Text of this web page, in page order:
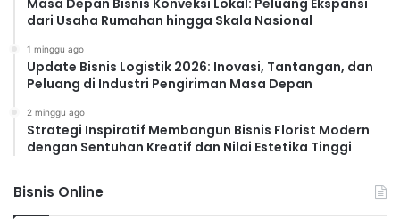
Masa Depan Bisnis Konveksi Lokal: Peluang Ekspansi
dari Usaha Rumahan hingga Skala Nasional
1 minggu ago
Update Bisnis Logistik 2026: Inovasi, Tantangan, dan
Peluang di Industri Pengiriman Masa Depan
2 minggu ago
Strategi Inspiratif Membangun Bisnis Florist Modern
dengan Sentuhan Kreatif dan Nilai Estetika Tinggi
Bisnis Online